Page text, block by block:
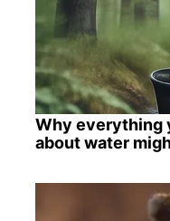
Why everything
about water